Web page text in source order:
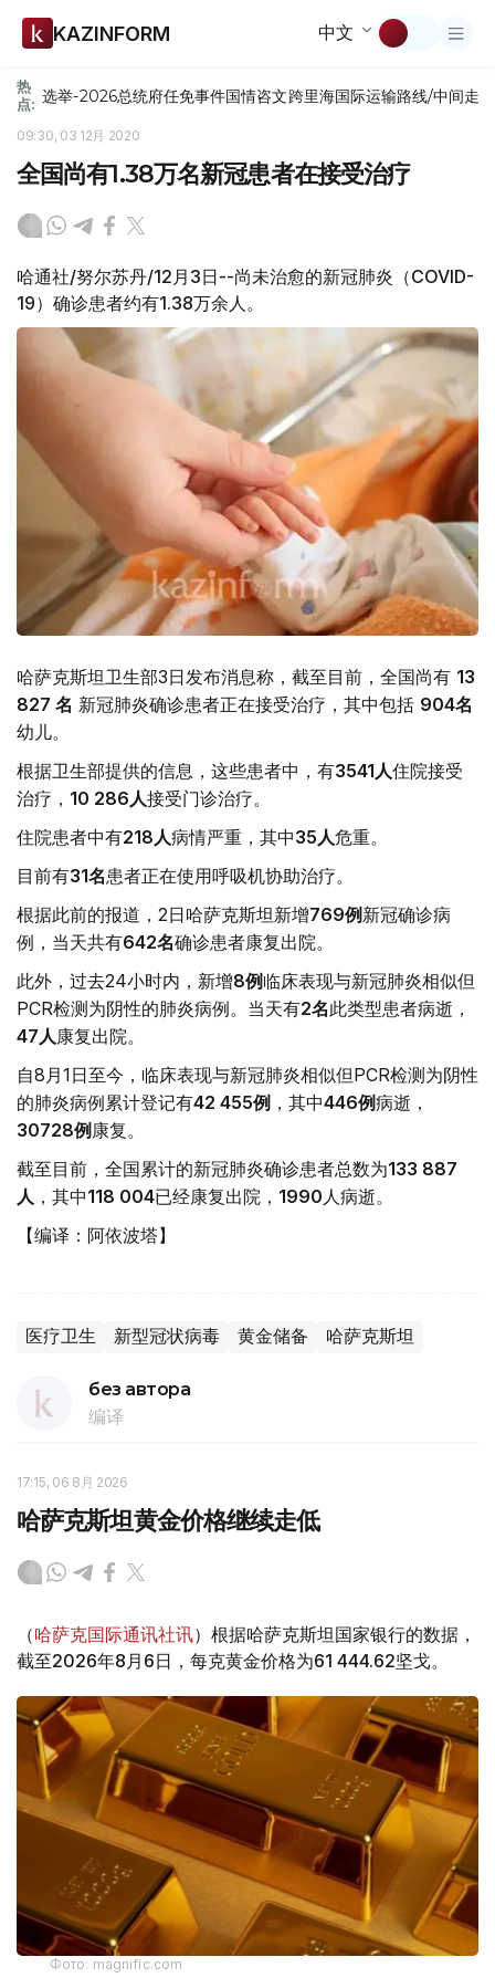
KAZINFORM 中文
热
点: 选举-2026总统府任免事件国情咨文跨里海国际运输路线/中间走廊
09:30, 03 12月 2020
全国尚有1.38万名新冠患者在接受治疗
哈通社/努尔苏丹/12月3日--尚未治愈的新冠肺炎（COVID-
19）确诊患者约有1.38万余人。
哈萨克斯坦卫生部3日发布消息称，截至目前，全国尚有 13
827 名 新冠肺炎确诊患者正在接受治疗，其中包括 904名
幼儿。
根据卫生部提供的信息，这些患者中，有3541人住院接受
治疗， 10 286人接受门诊治疗。
住院患者中有218人病情严重，其中35人危重。
目前有31名患者正在使用呼吸机协助治疗。
根据此前的报道，2日哈萨克斯坦新增769例 新冠确诊病
例，当天共有642名确诊患者康复出院。
此外，过去24小时内，新增8例 临床表现与新冠肺炎相似但
PCR检测为阴性的肺炎病例。当天有2名此类型患者病逝，
47人康复出院。
自8月1日至今，临床表现与新冠肺炎相似但PCR检测为阴性
的肺炎病例累计登记有42 455例 ，其中446例病逝，
30728例 康复。
截至目前，全国累计的新冠肺炎确诊患者总数为133 887
人 ，其中118 004已经康复出院， 1990人病逝。
【编译：阿依波塔】
医疗卫生 新型冠状病毒 黄金储备 哈萨克斯坦
без автора
编译
17:15, 06 8月 2026
哈萨克斯坦黄金价格继续走低
（哈萨克国际通讯社讯）根据哈萨克斯坦国家银行的数据，
截至2026年8月6日，每克黄金价格为61 444.62坚戈。
Фото: magnific.com